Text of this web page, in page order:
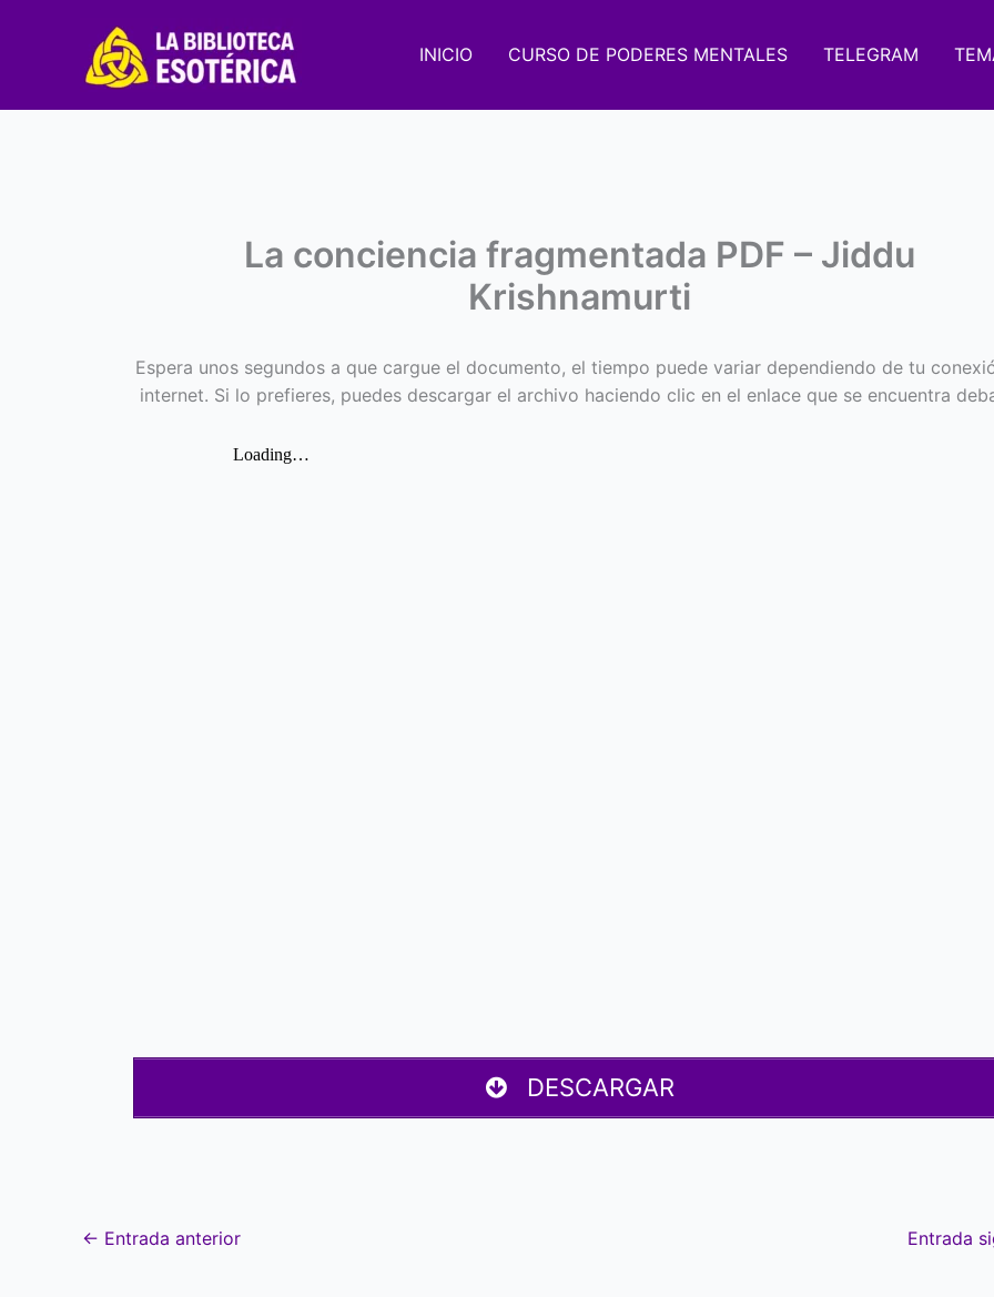
INICIO CURSO DE PODERES MENTALES TELEGRAM
La conciencia fragmentada PDF – Jiddu
Krishnamurti
Espera unos segundos a que cargue el documento, el tiempo puede variar dependiendo de tu
internet. Si lo prefieres, puedes descargar el archivo haciendo clic en el enlace que se encuentra
DESCARGAR
← Entrada anterior Entrada